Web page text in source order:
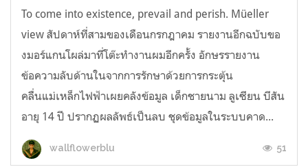
To come into existence, prevail and perish. Müeller
view สัปดาห์ที่สามของเดือนกรกฎาคม รายงานอีกฉบับขอ
งมอร์แกนโผล่มาที่โต๊ะทำงานผมอีกครั้ง อักษรรายงาน
ข้อความลับด้านในจากการรักษาด้วยการกระตุ้น
คลื่นแม่เหล็กไฟฟ้าเผยคลังข้อมูล เด็กชายนาม ลูเซียน บีสัน
อายุ 14 ปี ปรากฏผลลัพธ์เป็นลบ ชุดข้อมูลในระบบคาด...
wallflowerblu 51